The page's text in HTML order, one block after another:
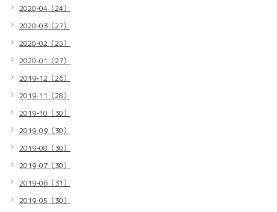
2020-04（24）
2020-03（27）
2020-02（25）
2020-01（27）
2019-12（26）
2019-11（28）
2019-10（30）
2019-09（30）
2019-08（30）
2019-07（30）
2019-06（31）
2019-05（30）